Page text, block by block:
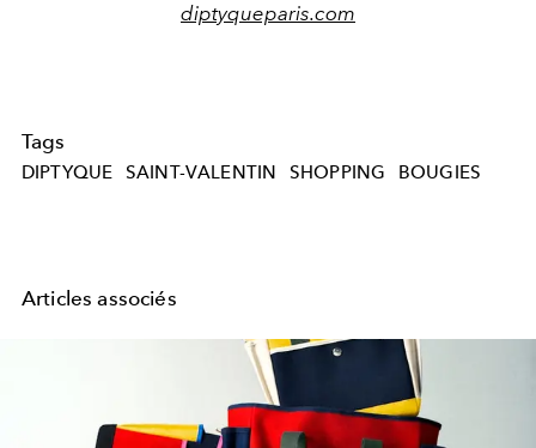
diptyqueparis.com
Tags
DIPTYQUE SAINT-VALENTIN SHOPPING BOUGIES
Articles associés